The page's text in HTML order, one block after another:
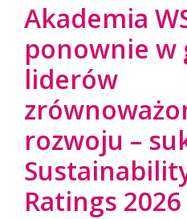
Akademia
ponownie w
liderów
rozwoju –
Ratings 2026